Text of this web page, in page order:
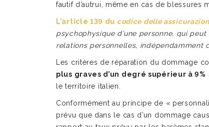
fautif d’autrui, même en cas de blessures
L’article 139 du codice delle
psychophysique d’une personne, qui
relations personnelles, indépendamment
Les critères de réparation du dommage
plus graves d’un degré supérieur à 9%
le territoire italien.
Conformément au principe de «
prévu que dans le cas d’un dommage